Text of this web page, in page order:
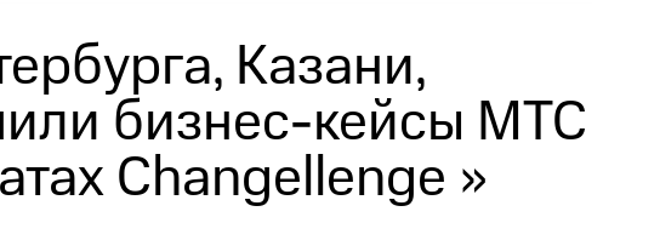
Казани,
бизнес-кейсы МТС
Changellenge >>